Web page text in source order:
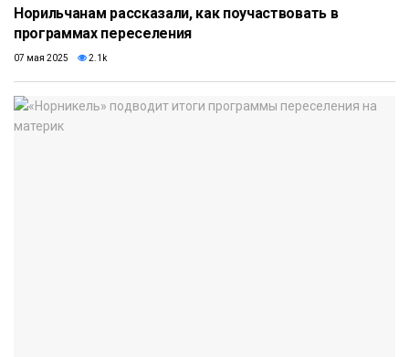
Норильчанам рассказали, как поучаствовать в
программах переселения
07 мая 2025 2.1k